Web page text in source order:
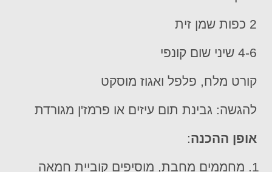
2 כפות שמן זית
4-6 שיני שום קונפי
קורט מלח, פלפל ואגוז מוסקט
להגשה: גבינת תום עיזים או פרמז'ן מגורדת
אופן ההכנה:
מחממים מחבת, מוסיפים קוביית חמאה